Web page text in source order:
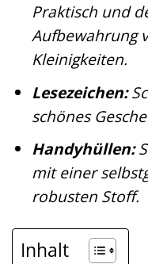
Praktisch und
Aufbewahrung
Kleinigkeiten.
Lesezeichen:
schönes
Handyhüllen:
mit einer
robusten Stoff.
Inhalt